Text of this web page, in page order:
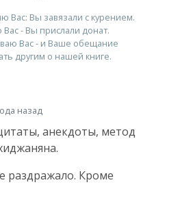
Вас: Вы завязали с курением.
Вас - Вы прислали донат.
Вас - и Ваше обещание
другим о нашей книге.
назад
анекдоты, метод
раздражало. Кроме